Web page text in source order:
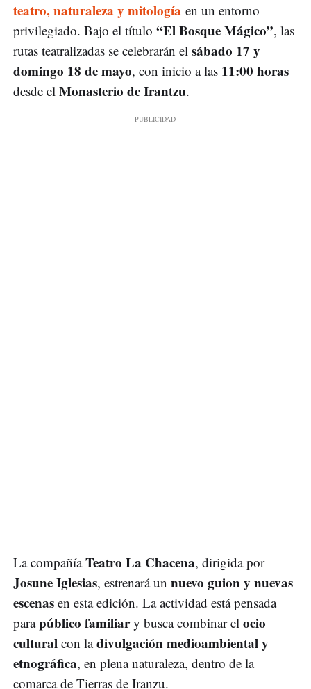
teatro, naturaleza y mitología en un entorno
privilegiado. Bajo el título “El Bosque Mágico”, las
rutas teatralizadas se celebrarán el sábado 17 y
domingo 18 de mayo, con inicio a las 11:00 horas
desde el Monasterio de Irantzu.
La compañíaTeatro La Chacena, dirigida por
Josune Iglesias, estrenará un nuevo guion y nuevas
escenas en esta edición. La actividad está pensada
parapúblico familiary busca combinar el ocio
cultural con ladivulgación medioambiental y
etnográfica, en plena naturaleza, dentro de la
comarca de Tierras de Iranzu.